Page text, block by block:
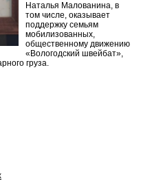
Наталья Малованина, в
том числе, оказывает
поддержку семьям
мобилизованных,
общественному движению
«Вологодский швейбат»,
груза.